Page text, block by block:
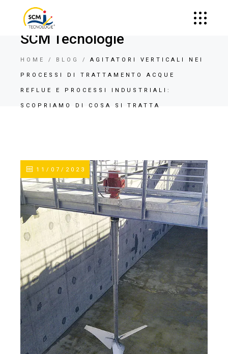
SCM Tecnologie
HOME BLOG AGITATORI VERTICALI NEI
PROCESSI DI TRATTAMENTO ACQUE
REFLUE E PROCESSI INDUSTRIALI:
SCOPRIAMO DI COSA SI TRATTA
11/07/2023